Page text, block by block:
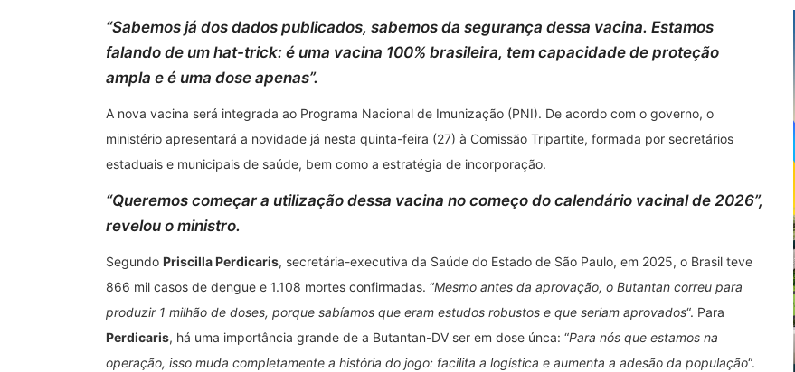
“Sabemos já dos dados publicados, sabemos da segurança dessa vacina. Estamos
falando de um hat-trick: é uma vacina 100% brasileira, tem capacidade de proteção
ampla e é uma dose apenas”.
A nova vacina será integrada ao Programa Nacional de Imunização (PNI). De acordo com o governo, o
ministério apresentará a novidade já nesta quinta-feira (27) à Comissão Tripartite, formada por secretários
estaduais e municipais de saúde, bem como a estratégia de incorporação.
“Queremos começar a utilização dessa vacina no começo do calendário vacinal de 2026”,
revelou o ministro.
Segundo Priscilla Perdicaris, secretária-executiva da Saúde do Estado de São Paulo, em 2025, o Brasil teve
866 mil casos de dengue e 1.108 mortes confirmadas. “Mesmo antes da aprovação, o Butantan correu para
produzir 1 milhão de doses, porque sabíamos que eram estudos robustos e que seriam aprovados“. Para
Perdicaris, há uma importância grande de a Butantan-DV ser em dose únca: “Para nós que estamos na
operação, isso muda completamente a história do jogo: facilita a logística e aumenta a adesão da população“.